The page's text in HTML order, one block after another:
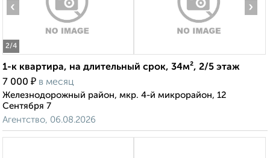
2/4
‹ ›
1-к квартира, на длительный срок, 34м², 2/5 этаж
7 000 ₽ в месяц
Железнодорожный район, мкр. 4-й микрорайон, 12
Сентября 7
Агентство, 06.08.2026